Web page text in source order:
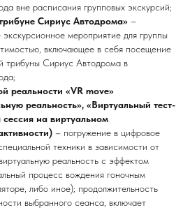
вне расписания групповых экскурсий;
Сириус Автодрома» –
экскурсионное мероприятие для группы
включающее в себя посещение
трибуны Сириус Автодрома в
реальности «VR move»
реальность», «Виртуальный тест-
на виртуальном
– погружение в цифровое
техники в зависимости от
реальность с эффектом
процесс вождения гоночным
либо иное); продолжительность
выбранного сеанса, включает